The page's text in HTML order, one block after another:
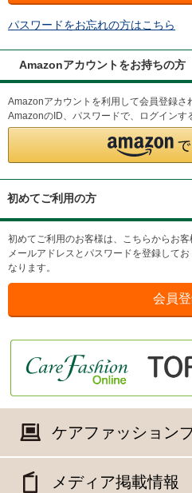
パスワードをお忘れの方はこちら
Amazonアカウントをお持ちの方
Amazonアカウントを利用して会員登録さ
AmazonのID、パスワードで、ログインす
初めてご利用の方
初めてご利用のお客様は、こちらからお客
メールアドレスとパスワードを登録して
なります。
ケアファッション
メディア掲載情報